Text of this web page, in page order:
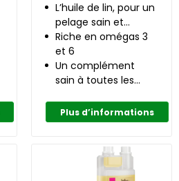
L’huile de lin, pour un
pelage sain et
brillant
Riche en omégas 3
et 6
Un complément
sain à toutes les
Plus d’informations